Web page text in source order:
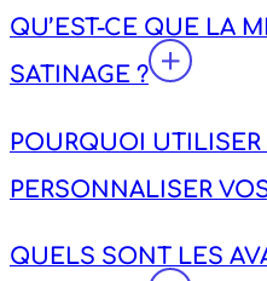
QU’EST-CE QUE LA
SATINAGE ?
POURQUOI
PERSONNALISER
QUELS SONT LES